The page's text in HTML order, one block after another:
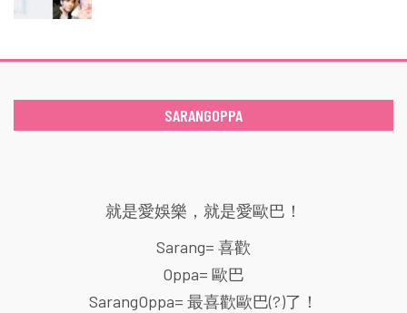
SARANGOPPA
就是愛娛樂，就是愛歐巴！
Sarang= 喜歡
Oppa= 歐巴
SarangOppa= 最喜歡歐巴(?)了！